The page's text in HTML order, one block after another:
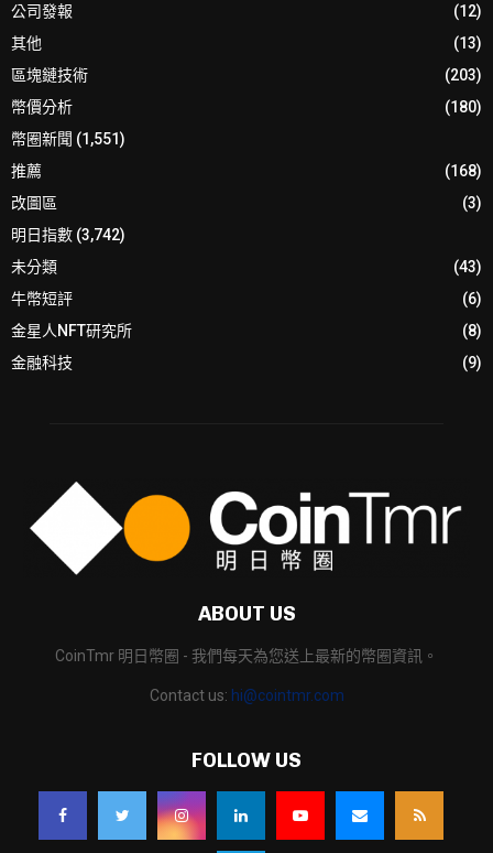
公司發報
(12)
其他
(13)
區塊鏈技術
(203)
幣價分析
(180)
幣圈新聞 (1,551)
推薦
(168)
改圖區
(3)
明日指數 (3,742)
未分類
(43)
牛幣短評
(6)
金星人NFT研究所
(8)
金融科技
(9)
ABOUT US
CoinTmr 明日幣圈 - 我們每天為您送上最新的幣圈資訊。
Contact us: hi@cointmr.com
FOLLOW US